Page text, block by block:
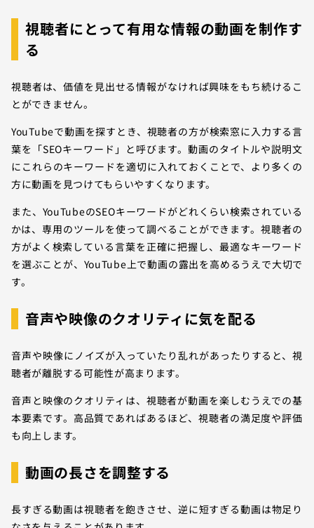
視聴者にとって有用な情報の動画を制作す
る
視聴者は、価値を見出せる情報がなければ興味をもち続けるこ
とができません。
YouTubeで動画を探すとき、視聴者の方が検索窓に入力する言
葉を「SEOキーワード」と呼びます。動画のタイトルや説明文
にこれらのキーワードを適切に入れておくことで、より多くの
方に動画を見つけてもらいやすくなります。
また、YouTubeのSEOキーワードがどれくらい検索されている
かは、専用のツールを使って調べることができます。視聴者の
方がよく検索している言葉を正確に把握し、最適なキーワード
を選ぶことが、YouTube上で動画の露出を高めるうえで大切で
す。
音声や映像のクオリティに気を配る
音声や映像にノイズが入っていたり乱れがあったりすると、視
聴者が離脱する可能性が高まります。
音声と映像のクオリティは、視聴者が動画を楽しむうえでの基
本要素です。高品質であればあるほど、視聴者の満足度や評価
も向上します。
動画の長さを調整する
長すぎる動画は視聴者を飽きさせ、逆に短すぎる動画は物足り